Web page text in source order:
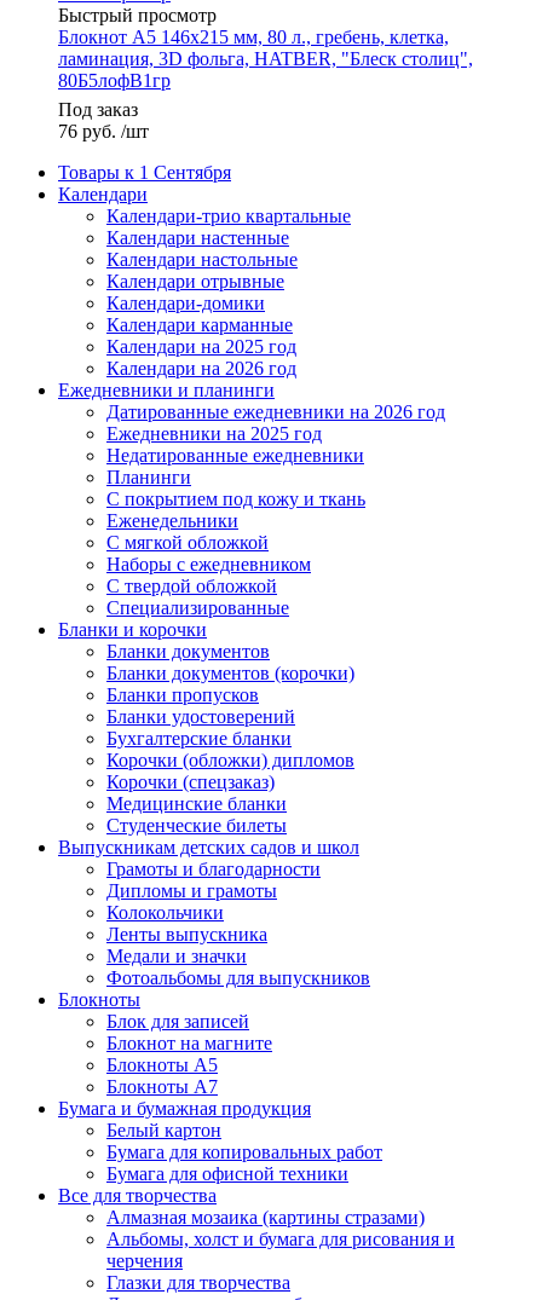
Быстрый просмотр
Блокнот А5 146х215 мм, 80 л., гребень, клетка,
ламинация, 3D фольга, HATBER, "Блеск столиц",
80Б5лофВ1гр
Под заказ
76 руб. /шт
Товары к 1 Сентября
Календари
Календари-трио квартальные
Календари настенные
Календари настольные
Календари отрывные
Календари-домики
Календари карманные
Календари на 2025 год
Календари на 2026 год
Ежедневники и планинги
Датированные ежедневники на 2026 год
Ежедневники на 2025 год
Недатированные ежедневники
Планинги
С покрытием под кожу и ткань
Еженедельники
С мягкой обложкой
Наборы с ежедневником
С твердой обложкой
Специализированные
Бланки и корочки
Бланки документов
Бланки документов (корочки)
Бланки пропусков
Бланки удостоверений
Бухгалтерские бланки
Корочки (обложки) дипломов
Корочки (спецзаказ)
Медицинские бланки
Студенческие билеты
Выпускникам детских садов и школ
Грамоты и благодарности
Дипломы и грамоты
Колокольчики
Ленты выпускника
Медали и значки
Фотоальбомы для выпускников
Блокноты
Блок для записей
Блокнот на магните
Блокноты А5
Блокноты А7
Бумага и бумажная продукция
Белый картон
Бумага для копировальных работ
Бумага для офисной техники
Все для творчества
Алмазная мозаика (картины стразами)
Альбомы, холст и бумага для рисования и
черчения
Глазки для творчества